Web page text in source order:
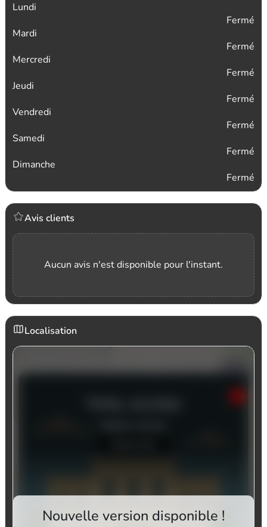
Lundi
Fermé
Mardi
Fermé
Mercredi
Fermé
Jeudi
Fermé
Vendredi
Fermé
Samedi
Fermé
Dimanche
Fermé
Avis clients
Aucun avis n'est disponible pour l'instant.
Localisation